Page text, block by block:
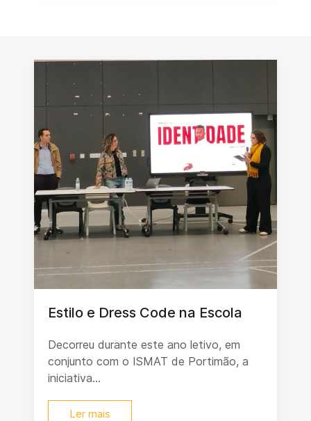
Estilo e Dress Code na Escola
Decorreu durante este ano letivo, em
conjunto com o ISMAT de Portimão, a
iniciativa...
Ler mais